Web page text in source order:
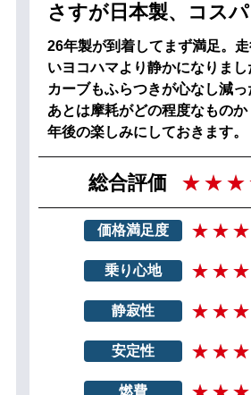
さすが日本製、コス
26年製が到着してまず満足。
いヨコハマより静かになりまし
カーブもふらつきが心なし減っ
あとは摩耗がどの程度なもの
年後の楽しみにしておきます。
総合評価
価格満足度
乗り心地
静寂性
安定性
燃費